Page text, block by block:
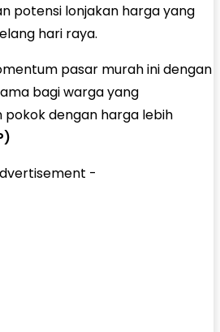
potensi lonjakan harga yang
hari raya.
pasar murah ini dengan
bagi warga yang
dengan harga lebih
-